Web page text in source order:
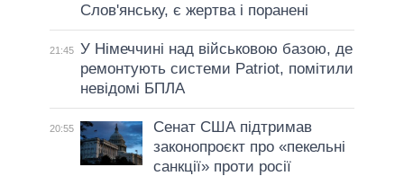
Слов'янську, є жертва і поранені
21:45 У Німеччині над військовою базою, де
ремонтують системи Patriot, помітили
невідомі БПЛА
20:55
Сенат США підтримав
законопроєкт про «пекельні
санкції» проти росії